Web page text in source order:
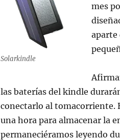
Solarkindle
mes
aparte
las baterías del kindle
conectarlo al tomacorriente.
una hora para almacenar la
permaneciéramos leyendo